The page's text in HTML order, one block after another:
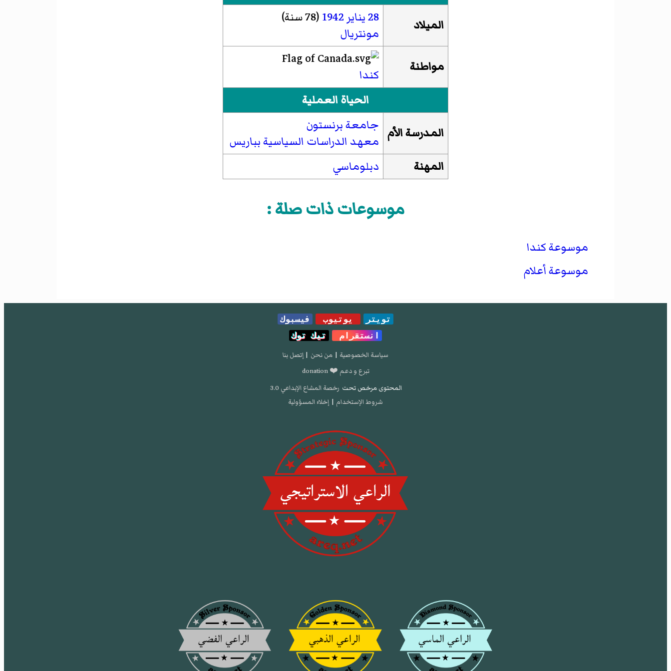
الميلاد
28 يناير 1942 (78 سنة)
مونتريال
مواطنة
كندا
الحياة العملية
المدرسة الأم جامعة برنستون
معهد الدراسات السياسية بباريس
المهنة
دبلوماسي
موسوعات ذات صلة :
موسوعة كندا
موسوعة أعلام
تويتر يوتيوب
فيسبوك
انستقرام
تيك توك
سياسة الخصوصية | من نحن | إتصل بنا
تبرع و دعم ❤️ donation
المحتوى مرخص تحت رخصة المشاع الإبداعي 3.0
شروط الإستخدام | إخلاء المسؤولية